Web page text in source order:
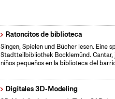
Ratoncitos de biblioteca
Singen, Spielen und Bücher lesen. Eine
Stadtteilbibliothek Bocklemünd. Cantar,
niños pequeños en la biblioteca del
Digitales 3D-Modeling